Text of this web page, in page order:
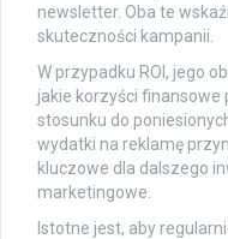
newsletter. Oba te
skuteczności kampanii.
W przypadku ROI, jego
jakie korzyści finansowe
stosunku do
wydatki na reklamę
kluczowe dla dalszego
marketingowe.
Istotne jest, aby